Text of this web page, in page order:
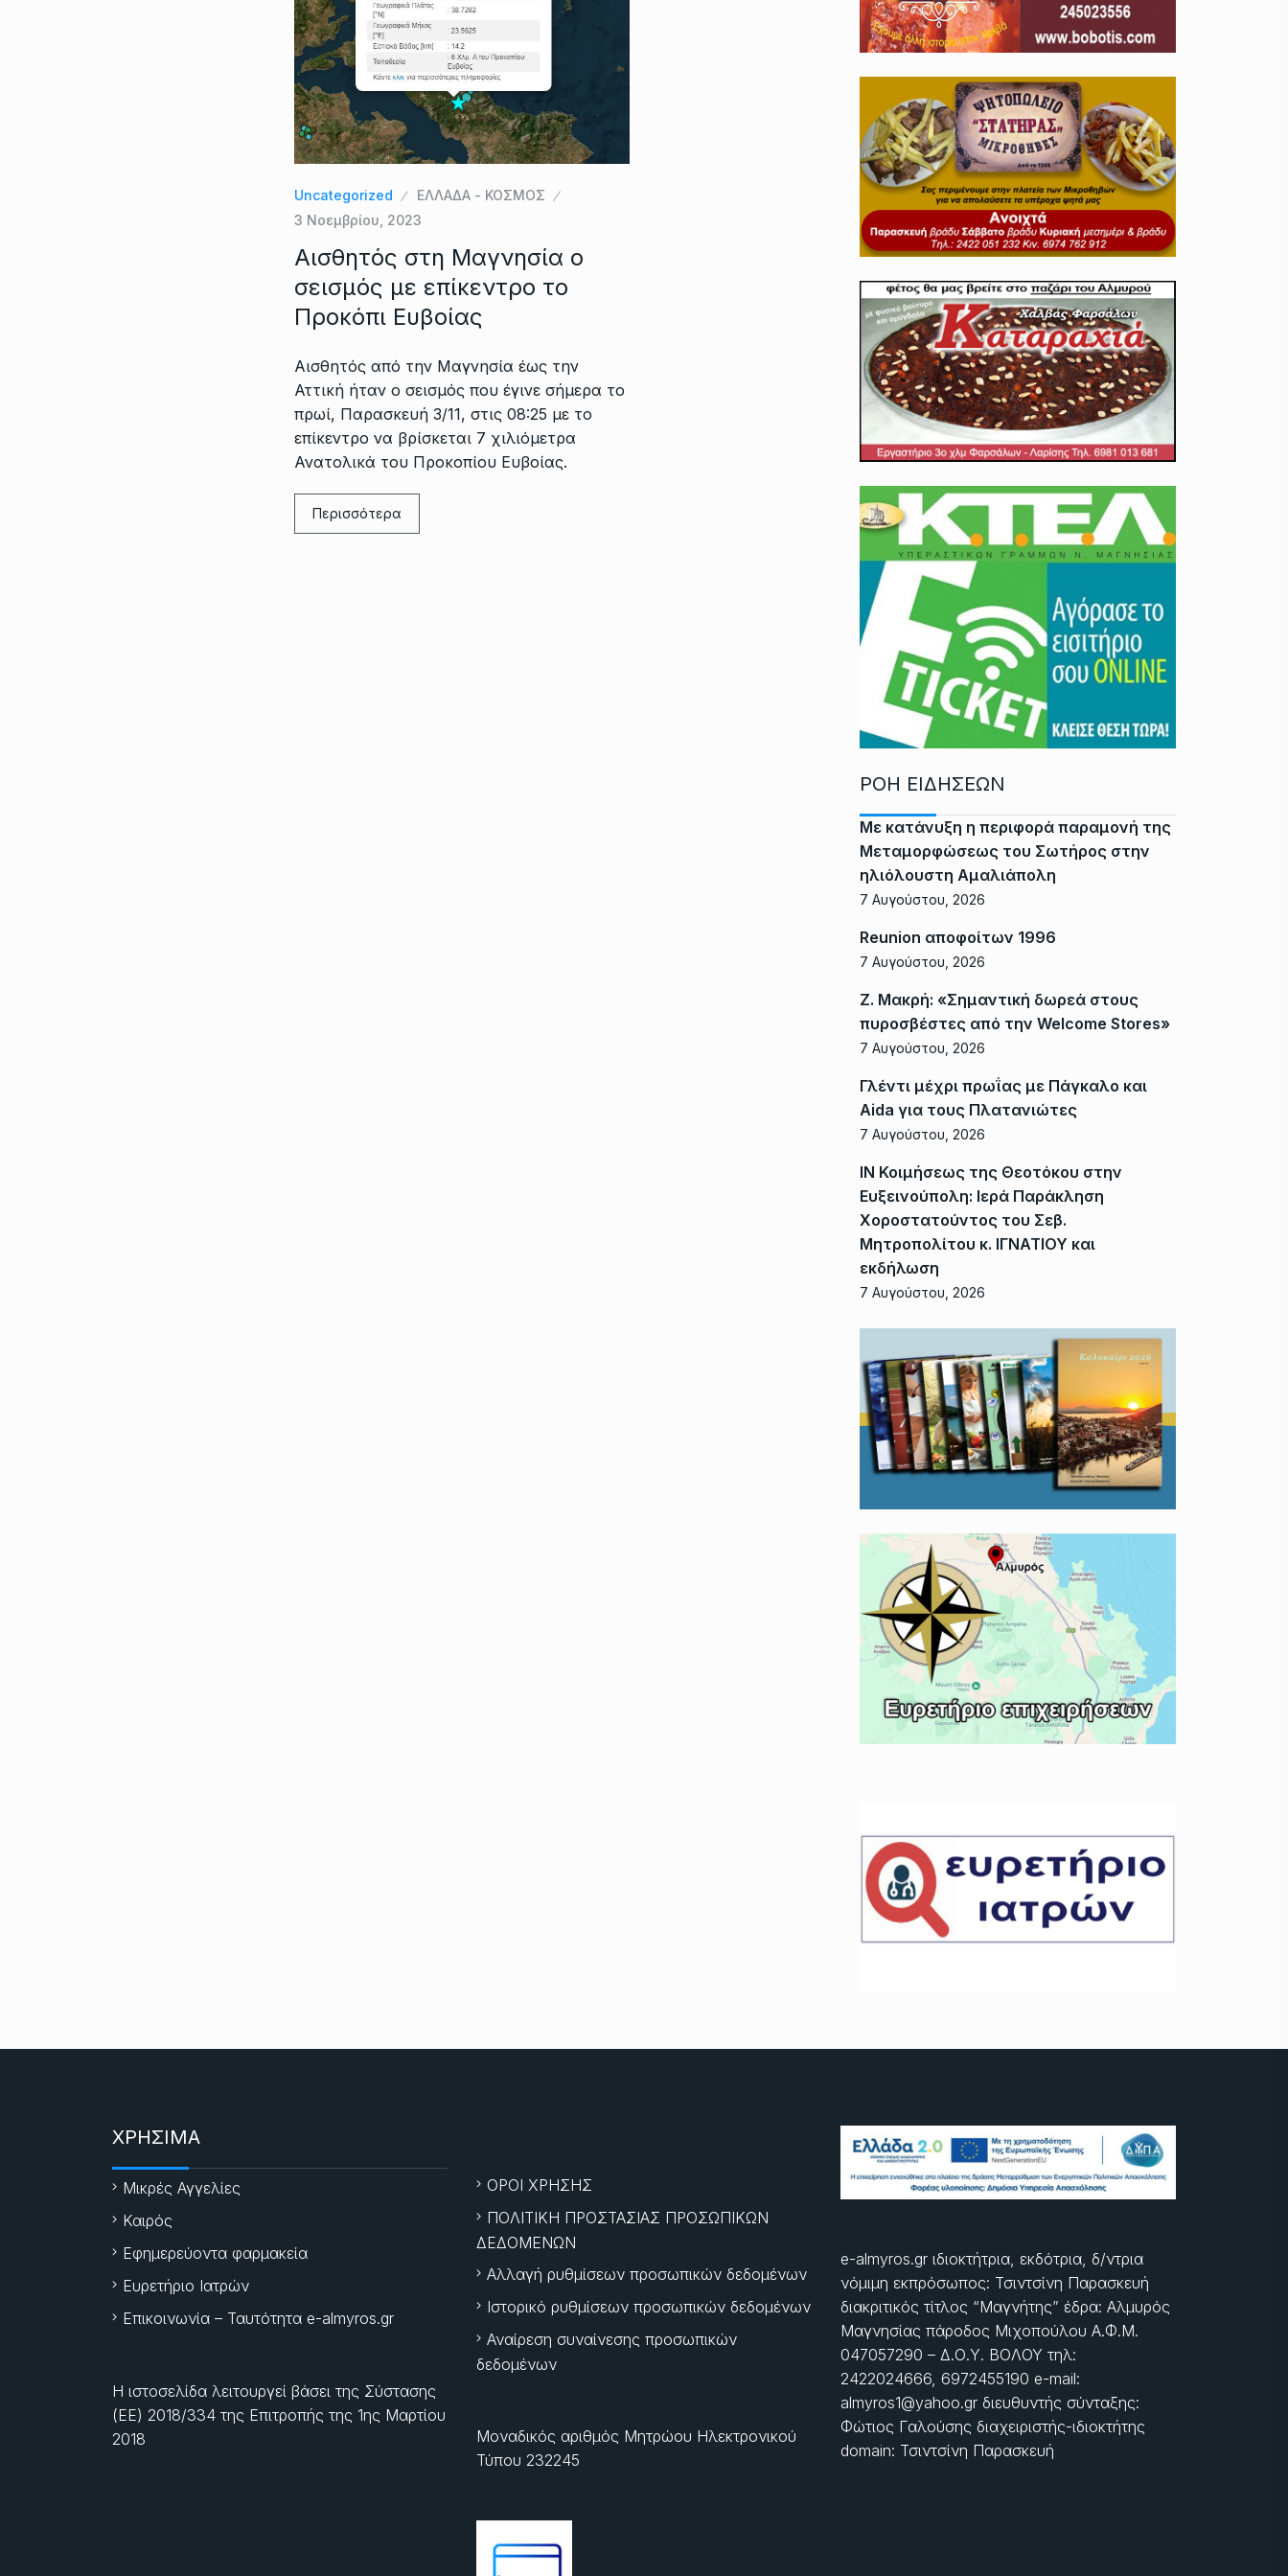
Uncategorized
ΕΛΛΑΔΑ - ΚΟΣΜΟΣ
3 Νοεμβρίου, 2023
Αισθητός στη Μαγνησία ο
σεισμός με επίκεντρο το
Προκόπι Ευβοίας
Αισθητός από την Μαγνησία έως την
Αττική ήταν ο σεισμός που έγινε σήμερα το
πρωί, Παρασκευή 3/11, στις 08:25 με το
επίκεντρο να βρίσκεται 7 χιλιόμετρα
Ανατολικά του Προκοπίου Ευβοίας.
Περισσότερα
ΡΟΗ ΕΙΔΗΣΕΩΝ
Με κατάνυξη η περιφορά παραμονή της
Μεταμορφώσεως του Σωτήρος στην
ηλιόλουστη Αμαλιάπολη
7 Αυγούστου, 2026
Reunion αποφοίτων 1996
7 Αυγούστου, 2026
Ζ. Μακρή: «Σημαντική δωρεά στους
πυροσβέστες από την Welcome Stores»
7 Αυγούστου, 2026
Γλέντι μέχρι πρωΐας με Πάγκαλο και
Aida για τους Πλατανιώτες
7 Αυγούστου, 2026
ΙΝ Κοιμήσεως της Θεοτόκου στην
Ευξεινούπολη: Ιερά Παράκληση
Χοροστατούντος του Σεβ.
Μητροπολίτου κ. ΙΓΝΑΤΙΟΥ και
εκδήλωση
7 Αυγούστου, 2026
ΧΡΗΣΙΜΑ
Μικρές Αγγελίες
Καιρός
Εφημερεύοντα φαρμακεία
Ευρετήριο Ιατρών
Επικοινωνία – Ταυτότητα e-almyros.gr
Η ιστοσελίδα λειτουργεί βάσει της Σύστασης
(ΕΕ) 2018/334 της Επιτροπής της 1ης Μαρτίου
2018
ΟΡΟΙ ΧΡΗΣΗΣ
ΠΟΛΙΤΙΚΗ ΠΡΟΣΤΑΣΙΑΣ ΠΡΟΣΩΠΙΚΩΝ
ΔΕΔΟΜΕΝΩΝ
Αλλαγή ρυθμίσεων προσωπικών δεδομένων
Ιστορικό ρυθμίσεων προσωπικών δεδομένων
Αναίρεση συναίνεσης προσωπικών
δεδομένων
Μοναδικός αριθμός Μητρώου Ηλεκτρονικού
Τύπου 232245
e-almyros.gr ιδιοκτήτρια, εκδότρια, δ/ντρια
νόμιμη εκπρόσωπος: Τσιντσίνη Παρασκευή
διακριτικός τίτλος “Μαγνήτης” έδρα: Αλμυρός
Μαγνησίας πάροδος Μιχοπούλου Α.Φ.Μ.
047057290 – Δ.Ο.Υ. ΒΟΛΟΥ τηλ:
2422024666, 6972455190 e-mail:
almyros1@yahoo.gr διευθυντής σύνταξης:
Φώτιος Γαλούσης διαχειριστής-ιδιοκτήτης
domain: Τσιντσίνη Παρασκευή